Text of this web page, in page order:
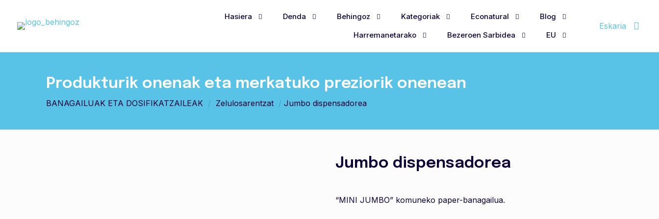
Hasiera Denda Behingoz Kategoriak Econatural
Blog
Harremanetarako
Bezeroen Sarbidea EU
Eskaria
Produkturik onenak eta merkatuko preziorik onenean
BANAGAILUAK ETA DOSIFIKATZAILEAK / Zelulosarentzat / Jumbo dispensadorea
Jumbo dispensadorea
“MINI JUMBO” komuneko paper-banagailua.